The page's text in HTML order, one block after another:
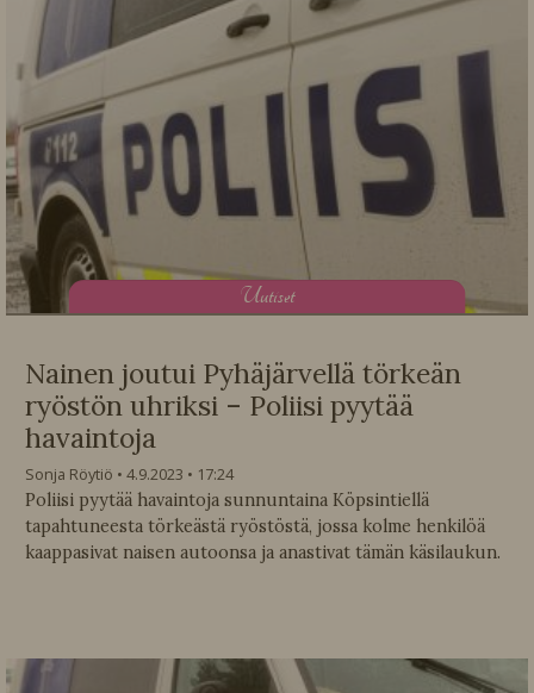
Uutiset
Nainen joutui Pyhäjärvellä törkeän
ryöstön uhriksi – Poliisi pyytää
havaintoja
Sonja Röytiö 4.9.2023
17:24
Poliisi pyytää havaintoja sunnuntaina Köpsintiellä
tapahtuneesta törkeästä ryöstöstä, jossa kolme henkilöä
kaappasivat naisen autoonsa ja anastivat tämän käsilaukun.